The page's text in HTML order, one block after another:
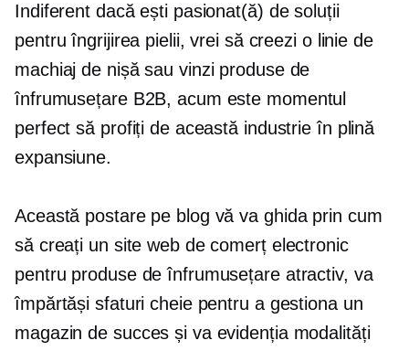
Indiferent dacă ești pasionat(ă) de soluții
pentru îngrijirea pielii, vrei să creezi o linie de
machiaj de nișă sau vinzi produse de
înfrumusețare B2B, acum este momentul
perfect să profiți de această industrie în plină
expansiune.
Această postare pe blog vă va ghida prin cum
să creați un site web de comerț electronic
pentru produse de înfrumusețare atractiv, va
împărtăși sfaturi cheie pentru a gestiona un
magazin de succes și va evidenția modalități